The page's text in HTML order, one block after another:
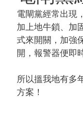
電閘黨經常出現
加上地牛鎖、加
式來開關，加強
開，報警器便即
所以搵我地有多
方案！